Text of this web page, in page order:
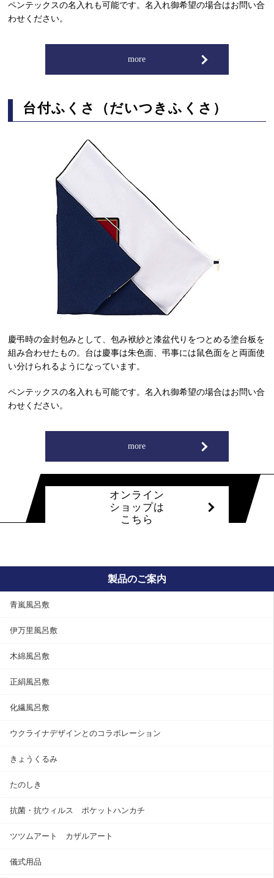
ペンテックスの名入れも可能です。名入れ御希望の場合はお問い合
わせください。
more
台付ふくさ（だいつきふくさ）
慶弔時の金封包みとして、包み袱紗と漆盆代りをつとめる塗台板を
組み合わせたもの。台は慶事は朱色面、弔事には鼠色面をと両面使
い分けられるようになっています。
ペンテックスの名入れも可能です。名入れ御希望の場合はお問い合
わせください。
more
オンライン
ショップは
こちら
製品のご案内
青嵐風呂敷
伊万里風呂敷
木綿風呂敷
正絹風呂敷
化繊風呂敷
ウクライナデザインとのコラボレーション
きょうくるみ
たのしき
抗菌・抗ウィルス ポケットハンカチ
ツツムアート カザルアート
儀式用品